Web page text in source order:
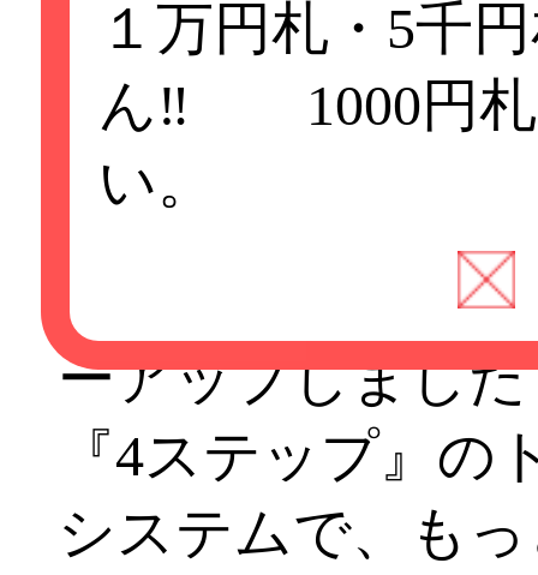
１万円札・5千
ん‼ 1000円札
い。
キャッシュレス
す。
SMAPREXトリ
ーアップしまし
『4ステップ』
システムで、も